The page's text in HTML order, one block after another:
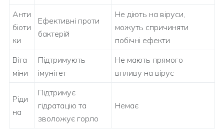
Анти
біоти
ки
Ефективні проти
бактерій
Не діють на віруси,
можуть спричиняти
побічні ефекти
Віта
міни
Підтримують
імунітет
Не мають прямого
впливу на вірус
Ріди
на
Підтримує
гідратацію та
зволожує горло
Немає